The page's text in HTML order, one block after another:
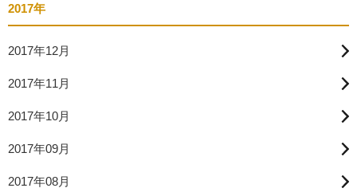
2017年
2017年12月
2017年11月
2017年10月
2017年09月
2017年08月